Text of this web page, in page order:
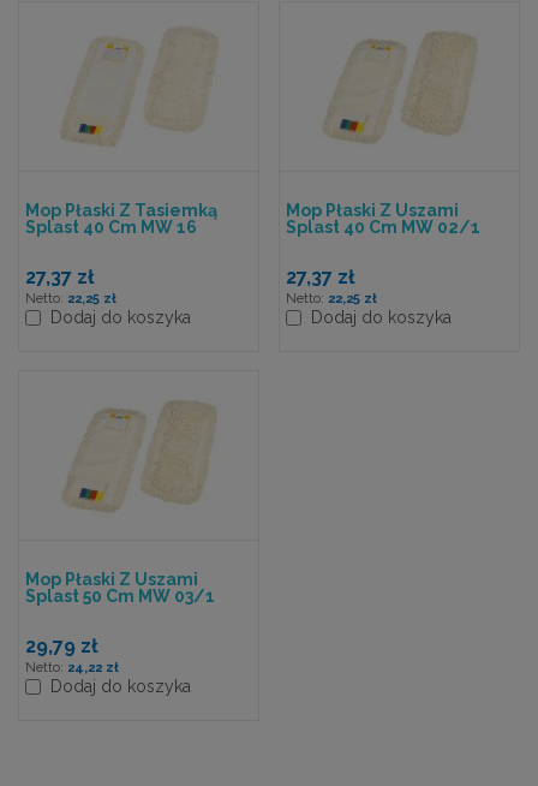
Mop Płaski Z Tasiemką
Splast 40 Cm MW 16
27,37 zł
22,25 zł
Dodaj do koszyka
Mop Płaski Z Uszami
Splast 40 Cm MW 02/1
27,37 zł
22,25 zł
Dodaj do koszyka
Mop Płaski Z Uszami
Splast 50 Cm MW 03/1
29,79 zł
24,22 zł
Dodaj do koszyka